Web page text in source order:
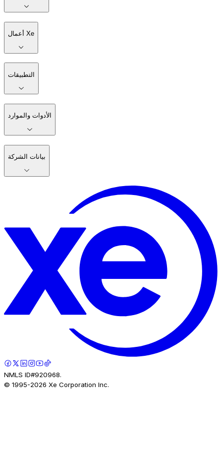
أعمال Xe
التطبيقات
الأدوات والموارد
بيانات الشركة
NMLS ID#920968.
© 1995-2026 Xe Corporation Inc.